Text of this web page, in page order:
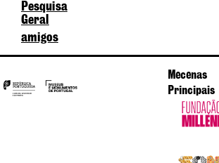
Pesquisa
Geral
amigos
Mecenas
Principais